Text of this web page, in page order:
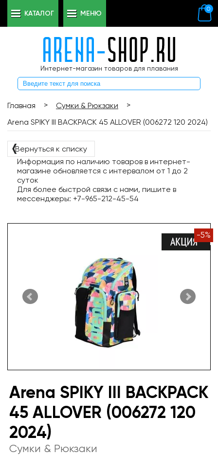
Интернет-магазин товаров для плавания
0
КАТАЛОГ МЕНЮ
Главная > Сумки & Рюкзаки
>
Arena SPIKY III BACKPACK 45 ALLOVER (006272 120 2024)
❬Вернуться к списку
Информация по наличию товаров в интернет-
магазине обновляется с интервалом от 1 до 2
суток
Для более быстрой связи с нами, пишите в
мессенджеры: +7-965-212-45-54
-5%
Arena SPIKY III BACKPACK
45 ALLOVER (006272 120
2024)
Сумки & Рюкзаки